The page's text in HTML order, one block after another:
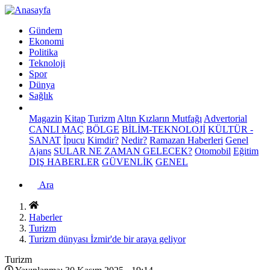
Gündem
Ekonomi
Politika
Teknoloji
Spor
Dünya
Sağlık
Magazin Kitap Turizm Altın Kızların Mutfağı Advertorial
CANLI MAÇ BÖLGE BİLİM-TEKNOLOJİ KÜLTÜR -
SANAT İpucu Kimdir? Nedir? Ramazan Haberleri Genel
Ajans SULAR NE ZAMAN GELECEK? Otomobil Eğitim
DIŞ HABERLER GÜVENLİK GENEL
Ara
Haberler
Turizm
Turizm dünyası İzmir'de bir araya geliyor
Turizm